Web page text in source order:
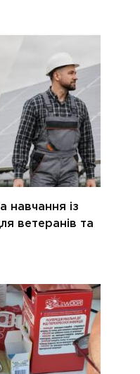
навчання із
ветеранів та